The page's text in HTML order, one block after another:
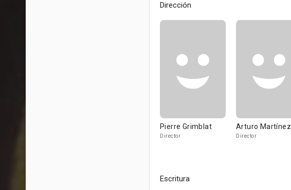
Dirección
Pierre Grimblat
Director
Arturo Martínez
Director
Escritura